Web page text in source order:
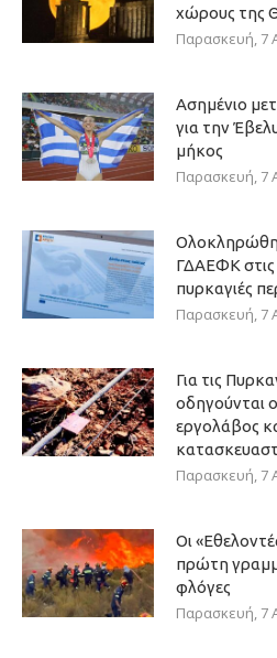
χώρους της
Παρασκευή, 7
Ασημένιο
για την
μήκος
Παρασκευή, 7
ΓΔΑΕΦΚ στις
πυρκαγιές
Παρασκευή, 7
Για τις
οδηγούνται
εργολάβος
Παρασκευή, 7
Οι
πρώτη
φλόγες
Παρασκευή, 7